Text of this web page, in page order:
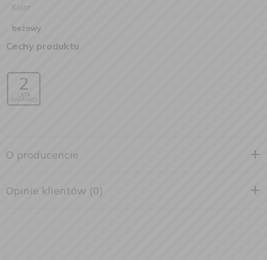
Kolor
beżowy
Cechy produktu
O producencie
Opinie klientów (0)